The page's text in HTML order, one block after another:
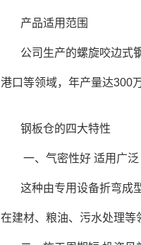
产品适用范围
公司生产的螺旋咬边式
港口等领域，年产量达300万
钢板仓的四大特性
一、气密性好 适用广泛
这种由专用设备折弯成
在建材、粮油、污水处理等